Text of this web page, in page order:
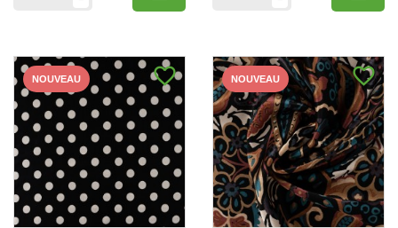
favorite_border
NOUVEAU favorite_border
NOUVEAU